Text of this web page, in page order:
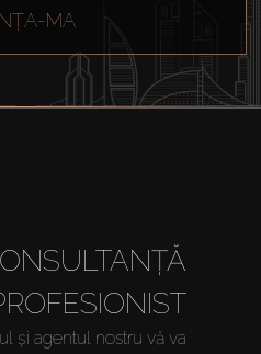
MA
și agentul nostru vă va